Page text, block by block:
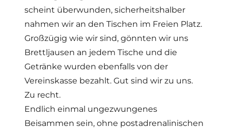
scheint überwunden, sicherheitshalber
nahmen wir an den Tischen im Freien Platz.
Großzügig wie wir sind, gönnten wir uns
Brettljausen an jedem Tische und die
Getränke wurden ebenfalls von der
Vereinskasse bezahlt. Gut sind wir zu uns.
Zu recht.
Endlich einmal ungezwungenes
Beisammen sein, ohne postadrenalinischen